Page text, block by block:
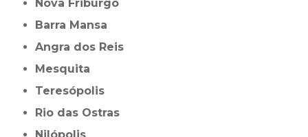
Nova Friburgo
Barra Mansa
Angra dos Reis
Mesquita
Teresópolis
Rio das Ostras